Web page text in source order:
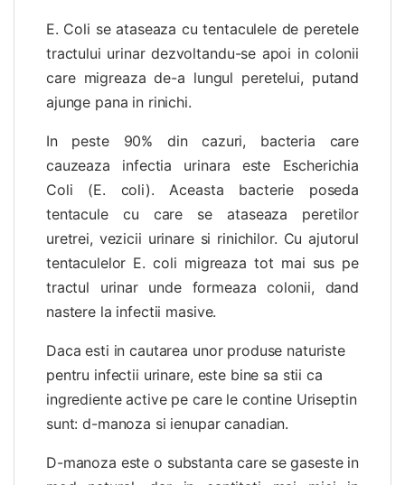
E. Coli se ataseaza cu tentaculele de peretele
tractului urinar dezvoltandu-se apoi in colonii
care migreaza de-a lungul peretelui, putand
ajunge pana in rinichi.
In peste 90% din cazuri, bacteria care
cauzeaza infectia urinara este Escherichia
Coli (E. coli). Aceasta bacterie poseda
tentacule cu care se ataseaza peretilor
uretrei, vezicii urinare si rinichilor. Cu ajutorul
tentaculelor E. coli migreaza tot mai sus pe
tractul urinar unde formeaza colonii, dand
nastere la infectii masive.
Daca esti in cautarea unor produse naturiste
pentru infectii urinare, este bine sa stii ca
ingrediente active pe care le contine Uriseptin
sunt: d-manoza si ienupar canadian.
D-manoza este o substanta care se gaseste in